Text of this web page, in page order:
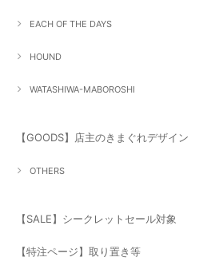
EACH OF THE DAYS
HOUND
WATASHIWA-MABOROSHI
【GOODS】店主のきまぐれデザイン
OTHERS
【SALE】シークレットセール対象
【特注ページ】取り置き等